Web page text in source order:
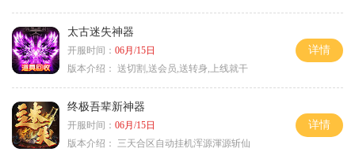
太古迷失神器
开服时间： 06月/15日
版本介绍： 送切割,送会员,送转身,上线就干
详情
终极吾辈新神器
开服时间： 06月/15日
版本介绍：
三天合区自动挂机浑源渾源斩仙
详情